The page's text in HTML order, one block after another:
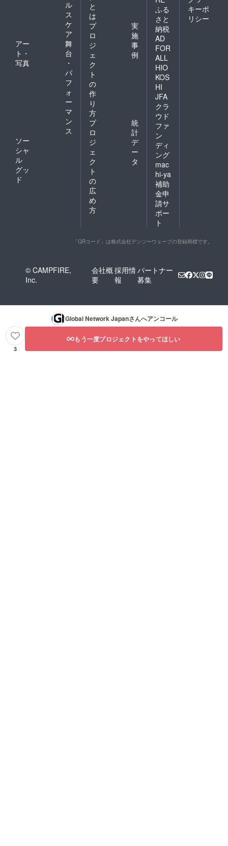
ル
ス
ケ
ア
アー
ト・
写真
舞
台
・
パ
フ
ォ
ー
マ
ン
ス
ソー
シャ
ル
グッ
ド
と
は
プ
ロ
ジ
ェ
ク
ト
の
作
り
方
実
施
事
例
プ
ロ
ジ
ェ
ク
ト
の
広
め
方
統
計
デ
ー
タ
ふる
さと
納税
AD
FOR
ALL
HIO
KOS
HI
JFA
クラ
ウド
ファ
ン
ディ
ング
mac
hi-ya
補助
金申
請サ
ポー
ト
キーポ
リシー
「QRコード」は株式会社デンソーウェーブの登録商標です。
© CAMPFIRE,
Inc.
会社概
要
採用情
報
パートナー
募集
Global Network Japanさんへアンコール
3
もう一度プロジェクトをやってほしい